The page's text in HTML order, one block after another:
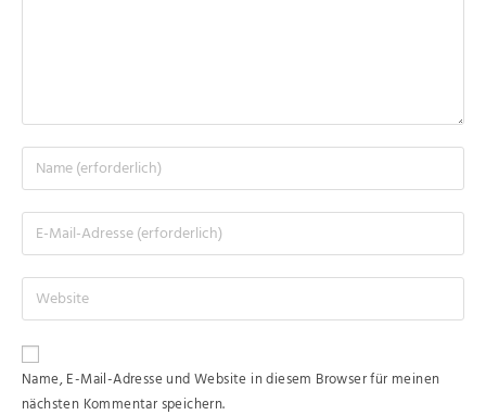
Name, E-Mail-Adresse und Website in diesem Browser für meinen
nächsten Kommentar speichern.